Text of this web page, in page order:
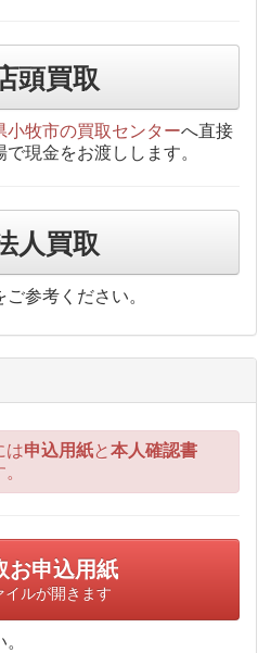
頭買取
小牧市の買取センターへ直接
現金をお渡しします。
人買取
参考ください。
は申込用紙と本人確認書
申込用紙
イルが開きます